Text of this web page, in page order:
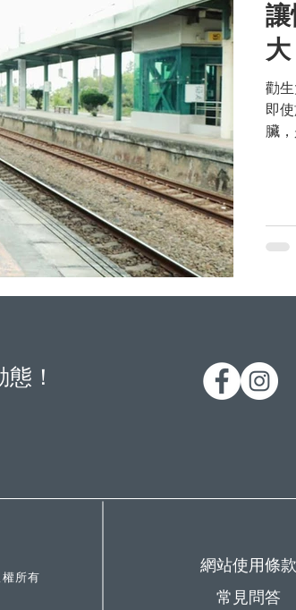
大
勸
即
臟
！
網站使用條款
權所有
常見問答